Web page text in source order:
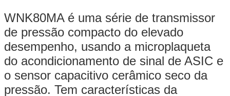
WNK80MA é uma série de transmissor
de pressão compacto do elevado
desempenho, usando a microplaqueta
do acondicionamento de sinal de ASIC e
o sensor capacitivo cerâmico seco da
pressão. Tem características da